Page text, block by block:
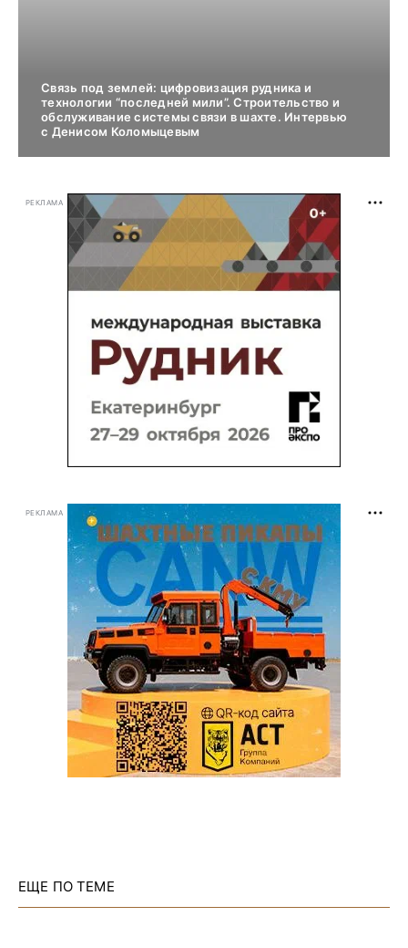
Связь под землей: цифровизация рудника и
технологии “последней мили”. Строительство и
обслуживание системы связи в шахте. Интервью
с Денисом Коломыцевым
РЕКЛАМА
РЕКЛАМА
ЕЩЕ ПО ТЕМЕ